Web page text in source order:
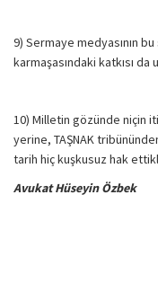
9) Sermaye medyasının
karmaşasındaki katkısı da
10) Milletin gözünde niçin
yerine, TAŞNAK
tarih hiç kuşkusuz hak
Avukat Hüseyin Özbek